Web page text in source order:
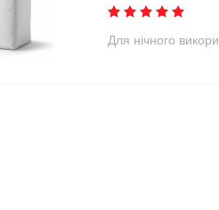
Для нічного